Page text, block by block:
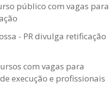
público com vagas para
- PR divulga retificação
com vagas para
execução e profissionais